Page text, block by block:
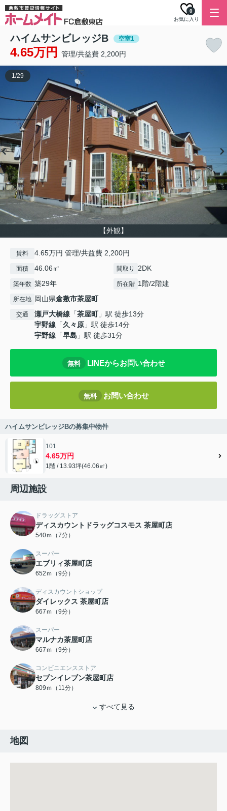
お気に入り
0
ハイムサンビレッジB 空室1
4.65万円 管理/共益費 2,200円
【外観】
1/29
賃料 4.65万円 管理/共益費 2,200円
面積 46.06㎡ 間取り 2DK
築年数 築29年 所在階 1階/2階建
所在地 岡山県倉敷市茶屋町
交通 瀬戸大橋線 「茶屋町」駅 徒歩13分
宇野線 「久々原 」駅 徒歩14分
宇野線 「早島 」駅 徒歩31分
無料 LINEからお問い合わせ
無料 お問い合わせ
ハイムサンビレッジBの募集中物件
101
4.65万円
1階 / 13.93坪(46.06㎡)
周辺施設
ドラッグストア
ディスカウントドラッグコスモス 茶屋町店
540ｍ（7分）
スーパー
エブリィ茶屋町店
652ｍ（9分）
ディスカウントショップ
ダイレックス 茶屋町店
667ｍ（9分）
スーパー
マルナカ茶屋町店
667ｍ（9分）
コンビニエンスストア
セブンイレブン茶屋町店
809ｍ（11分）
すべて見る
地図